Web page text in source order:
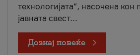
технологијата“, насочена кон
јавната свест...
Дознај повеќе